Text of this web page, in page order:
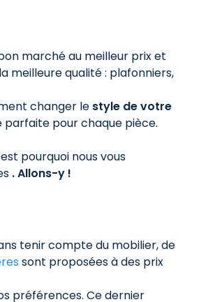
marché au meilleur prix et
meilleure qualité : plafonniers,
changer le style de votre
parfaite pour chaque pièce.
pourquoi nous vous
. Allons-y !
tenir compte du mobilier, de
sont proposées à des prix
préférences. Ce dernier